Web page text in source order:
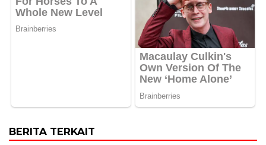
BERITA TERKAIT